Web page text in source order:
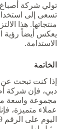
تولي شركة أصباغ
تسعى إلى
منتجاتها. هذا
يعكس أيضاً رؤية
الاستدامة.
الخاتمة
إذا كنت تبحث
دبي، فإن شركة
مجموعة واسعة من
عملاء متميزة،